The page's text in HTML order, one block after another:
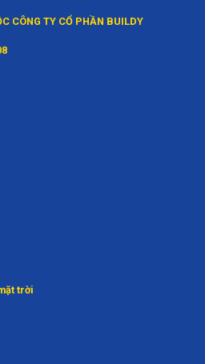
CÔNG TY CỔ PHẦN BUILDY
trời